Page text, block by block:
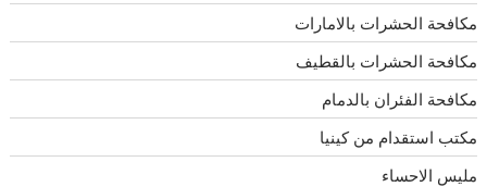
مكافحة الحشرات بالامارات
مكافحة الحشرات بالقطيف
مكافحة الفئران بالدمام
مكتب استقدام من كينيا
مليس الاحساء